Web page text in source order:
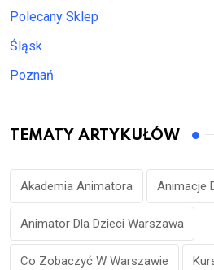
Polecany Sklep
Śląsk
Poznań
TEMATY ARTYKUŁÓW
Akademia Animatora Animacje
Animator Dla Dzieci Warszawa
Co Zobaczyć W Warszawie